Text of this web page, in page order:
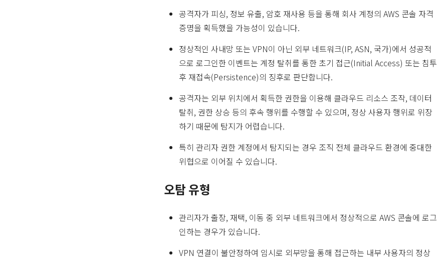
공격자가 피싱, 정보 유출, 암호 재사용 등을 통해 회사 계정의 AWS 콘솔 자격
증명을 획득했을 가능성이 있습니다.
정상적인 사내망 또는 VPN이 아닌 외부 네트워크(IP, ASN, 국가)에서 성공적
으로 로그인한 이벤트는 계정 탈취를 통한 초기 접근(Initial Access) 또는 침투
후 재접속(Persistence)의 징후로 판단합니다.
공격자는 외부 위치에서 획득한 권한을 이용해 클라우드 리소스 조작, 데이터
탈취, 권한 상승 등의 후속 행위를 수행할 수 있으며, 정상 사용자 행위로 위장
하기 때문에 탐지가 어렵습니다.
특히 관리자 권한 계정에서 탐지되는 경우 조직 전체 클라우드 환경에 중대한
위협으로 이어질 수 있습니다.
오탐 유형
관리자가 출장, 재택, 이동 중 외부 네트워크에서 정상적으로 AWS 콘솔에 로그
인하는 경우가 있습니다.
VPN 연결이 불안정하여 임시로 외부망을 통해 접근하는 내부 사용자의 정상